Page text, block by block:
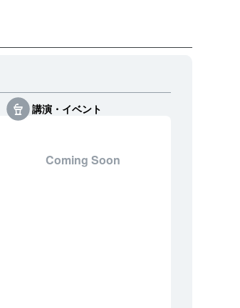
講演・イベント
Coming Soon